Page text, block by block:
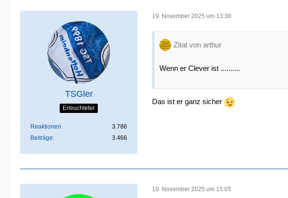
TSGler
Erleuchteter
Reaktionen
3.786
Beiträge
3.466
19. November 2025 um 13:38
Zitat von arthur
Wenn er Clever ist ..........
Das ist er ganz sicher
19. November 2025 um 15:05